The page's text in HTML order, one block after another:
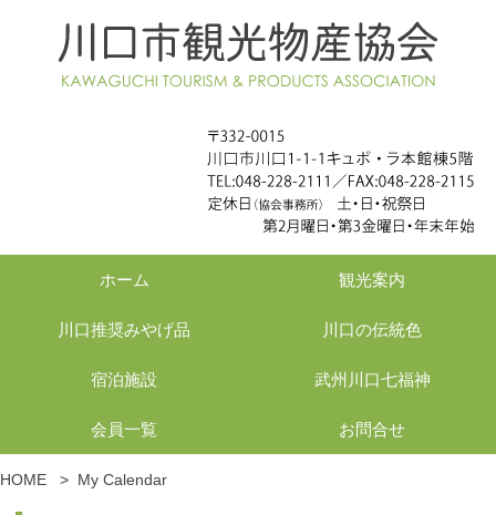
ホーム 観光案内
川口推奨みやげ品 川口の伝統色
宿泊施設 武州川口七福神
会員一覧 お問合せ
HOME > My Calendar